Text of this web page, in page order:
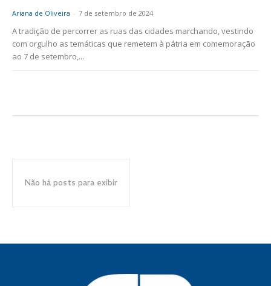
Ariana de Oliveira - 7 de setembro de 2024
A tradição de percorrer as ruas das cidades marchando, vestindo
com orgulho as temáticas que remetem à pátria em comemoração
ao 7 de setembro,...
Não há posts para exibir